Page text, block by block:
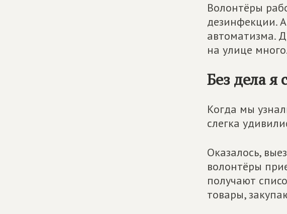
Волонтёры
дезинфекции.
автоматизма.
на улице
Без дела я
Когда мы
слегка
Оказалось,
волонтёры
получают
товары,